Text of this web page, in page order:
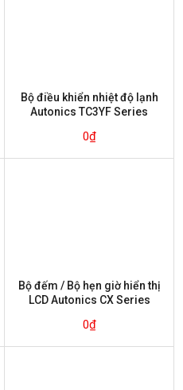
Bộ điều khiển nhiệt độ lạnh
Autonics TC3YF Series
0₫
Bộ đếm / Bộ hẹn giờ hiển thị
LCD Autonics CX Series
0₫